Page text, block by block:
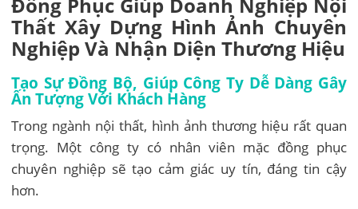
Thất Xây Dựng Hình Ảnh Chuyên
Nghiệp Và Nhận Diện Thương Hiệu
Tạo Sự Đồng Bộ, Giúp Công Ty Dễ Dàng Gây
Ấn Tượng Với Khách Hàng
Trong ngành nội thất, hình ảnh thương hiệu rất quan
trọng. Một công ty có nhân viên mặc đồng phục
chuyên nghiệp sẽ tạo cảm giác uy tín, đáng tin cậy
hơn.